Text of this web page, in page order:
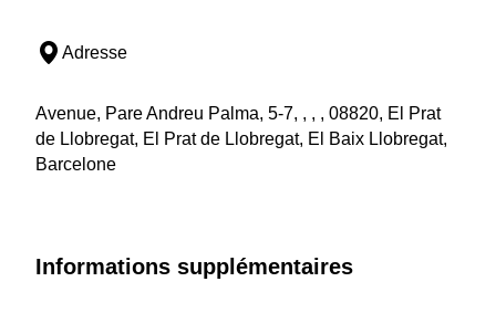
Adresse
Avenue, Pare Andreu Palma, 5-7, , , , 08820, El Prat
de Llobregat, El Prat de Llobregat, El Baix Llobregat,
Barcelone
Informations supplémentaires